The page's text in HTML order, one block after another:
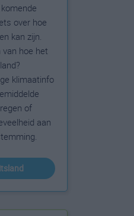
over hoe
kan zijn.
hoe het
klimaatinfo
of
aan